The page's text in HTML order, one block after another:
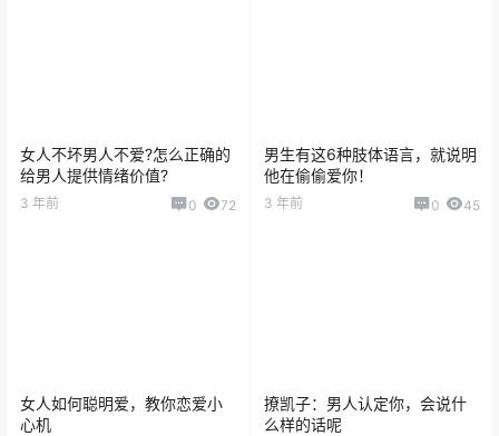
女人不坏男人不爱?怎么正确的
给男人提供情绪价值?
3 年前 0 72
男生有这6种肢体语言，就说明
他在偷偷爱你！
3 年前 0 45
女人如何聪明爱，教你恋爱小
心机
撩凯子：男人认定你，会说什
么样的话呢